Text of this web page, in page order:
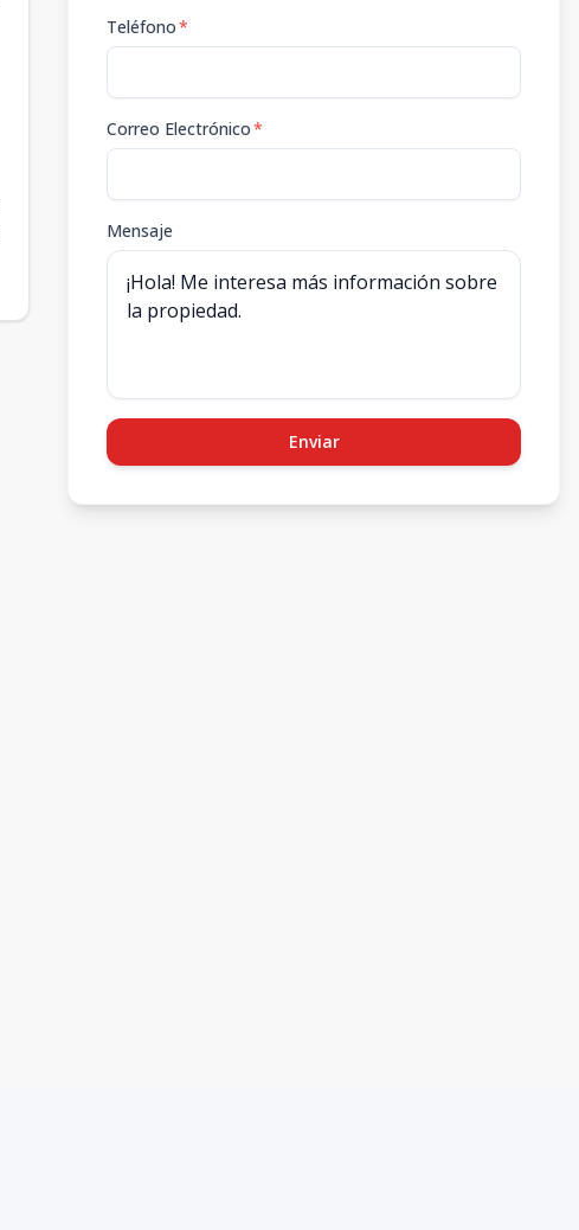
Teléfono*
Correo Electrónico*
Mensaje
Enviar